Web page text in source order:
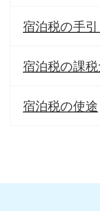
宿泊税の手
宿泊税の課
宿泊税の使途